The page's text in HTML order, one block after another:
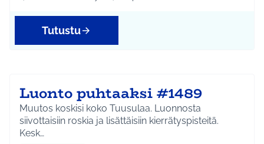
Tutustu
Luonto puhtaaksi #1489
Muutos koskisi koko Tuusulaa. Luonnosta
siivottaisiin roskia ja lisättäisiin kierrätyspisteitä.
Kesk…